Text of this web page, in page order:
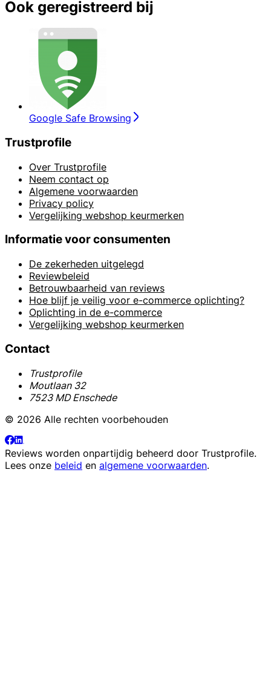
Ook geregistreerd bij
Google Safe Browsing
Trustprofile
Over Trustprofile
Neem contact op
Algemene voorwaarden
Privacy policy
Vergelijking webshop keurmerken
Informatie voor consumenten
De zekerheden uitgelegd
Reviewbeleid
Betrouwbaarheid van reviews
Hoe blijf je veilig voor e-commerce oplichting?
Oplichting in de e-commerce
Vergelijking webshop keurmerken
Contact
Trustprofile
Moutlaan 32
7523 MD Enschede
© 2026 Alle rechten voorbehouden
Reviews worden onpartijdig beheerd door Trustprofile.
Lees onze beleid en algemene voorwaarden.